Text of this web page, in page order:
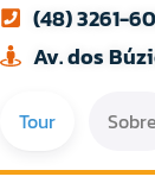
(48) 3261-
Av. dos
Tour Sobre